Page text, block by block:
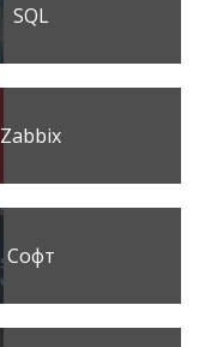
SQL
Zabbix
Софт